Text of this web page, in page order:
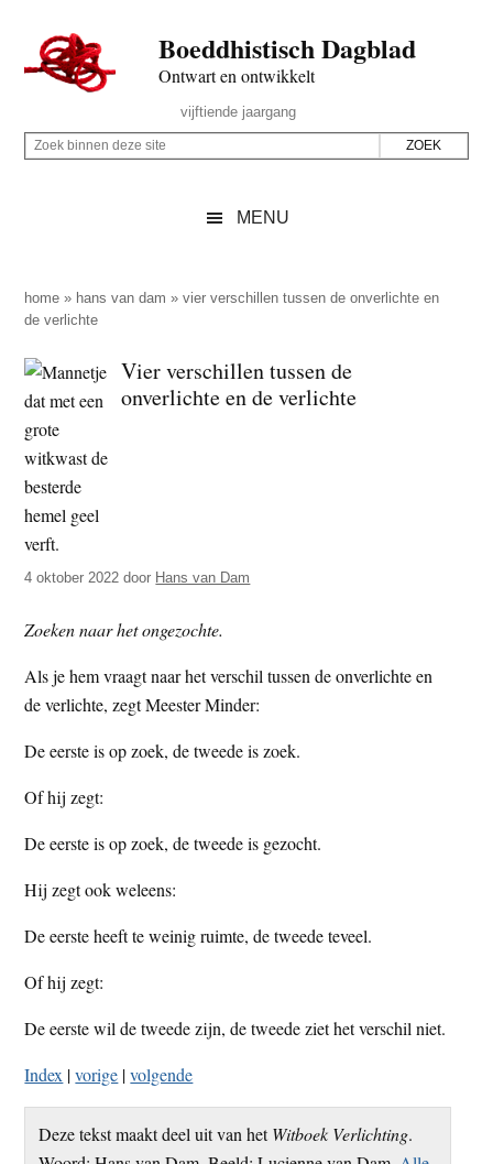
naar
de
inhoud
secondary
naar
de
sidebar
naar
de
Boeddhistisch Dagblad
Ontwart en ontwikkelt
Rechts
vijftiende jaargang
Z
p
d
e
z
e
s
i
t
e
Z
i
n
e
n
d
e
z
e
s
i
e
MENU
home » hans van dam »vier verschillen tussen de onverlichte en
de verlichte
Vier verschillen tussen de
onverlichte en de verlichte
4 oktober 2022 door Hans van Dam
Zoeken naar het ongezochte.
Als je hem vraagt naar het verschil tussen de onverlichte en
de verlichte, zegt Meester Minder:
De eerste is op zoek, de tweede is zoek.
Of hij zegt:
De eerste is op zoek, de tweede is gezocht.
Hij zegt ook weleens:
De eerste heeft te weinig ruimte, de tweede teveel.
Of hij zegt:
De eerste wil de tweede zijn, de tweede ziet het verschil niet.
Index |vorige |volgende
Deze tekst maakt deel uit van hetWitboek Verlichting.